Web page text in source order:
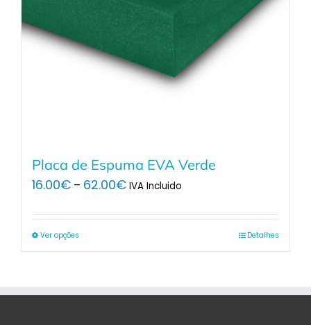
Placa de Espuma EVA Verde
16.00€ – 62.00€Price
IVA Incluido
Ver opções Detalhes